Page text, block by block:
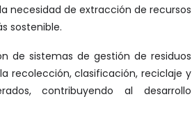
necesidad de extracción de recursos
sostenible.
de sistemas de gestión de residuos
recolección, clasificación, reciclaje y
contribuyendo al desarrollo